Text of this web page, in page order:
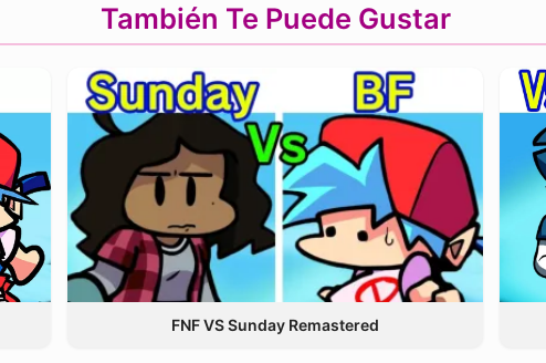
También Te Puede Gustar
FNF VS Sunday Remastered